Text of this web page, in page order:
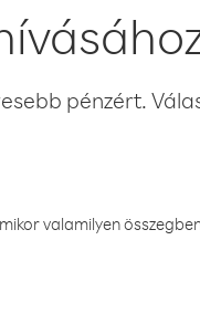
pénzért.
valamilyen